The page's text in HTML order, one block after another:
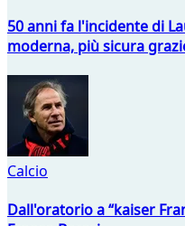
50 anni fa l'incidente di
moderna, più sicura
Calcio
Dall'oratorio a “kaiser